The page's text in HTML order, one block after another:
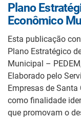
Plano
Econômico
Esta publicação
Plano Estratégico
Municipal –
Elaborado pelo
Empresas de
como finalidade
que promovam o